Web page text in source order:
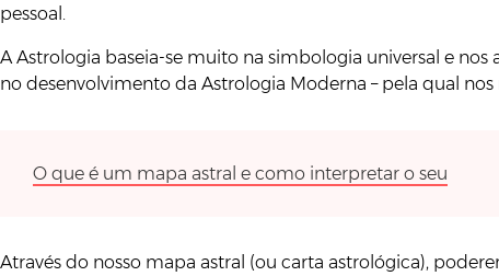
pessoal.
A Astrologia baseia-se muito na simbologia universal e
no desenvolvimento da Astrologia Moderna – pela qual
O que é um mapa astral e como interpretar o seu
Através do nosso mapa astral (ou carta astrológica),